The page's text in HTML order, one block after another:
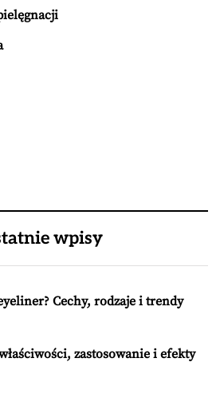
wpisy
Cechy, rodzaje i trendy
zastosowanie i efekty